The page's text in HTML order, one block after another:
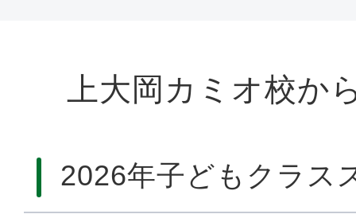
上大岡カミオ校か
2026年子どもクラス